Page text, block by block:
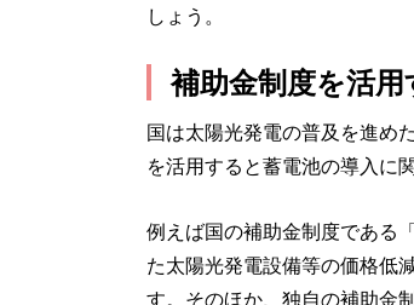
しょう。
補助金制度を活用
国は太陽光発電の普及を進め
を活用すると蓄電池の導入に
例えば国の補助金制度である
た太陽光発電設備等の価格低
す。そのほか、独自の補助金